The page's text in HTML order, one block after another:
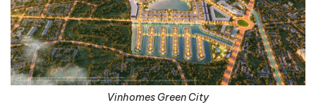
Vinhomes Green City